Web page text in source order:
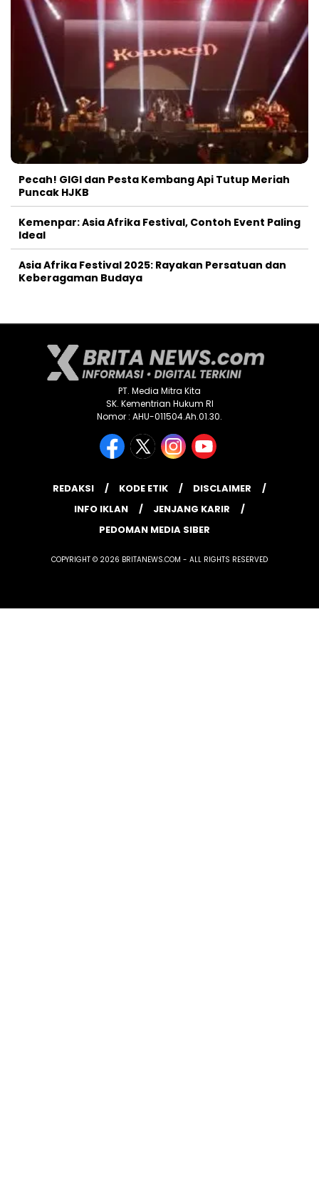
Pecah! GIGI dan Pesta Kembang Api Tutup Meriah
Puncak HJKB
Kemenpar: Asia Afrika Festival, Contoh Event Paling
Ideal
Asia Afrika Festival 2025: Rayakan Persatuan dan
Keberagaman Budaya
PT. Media Mitra Kita
SK. Kementrian Hukum RI
Nomor : AHU-011504.Ah.01.30.
REDAKSI KODE ETIK
DISCLAIMER
INFO IKLAN
JENJANG KARIR
PEDOMAN MEDIA SIBER
COPYRIGHT © 2026 BRITANEWS.COM - ALL RIGHTS RESERVED